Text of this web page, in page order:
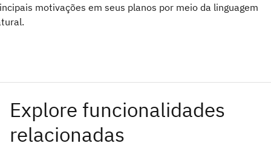
motivações em seus planos por meio da linguagem
Explore funcionalidades
relacionadas